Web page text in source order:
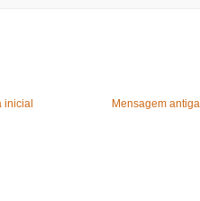
Mensagem antiga
inicial